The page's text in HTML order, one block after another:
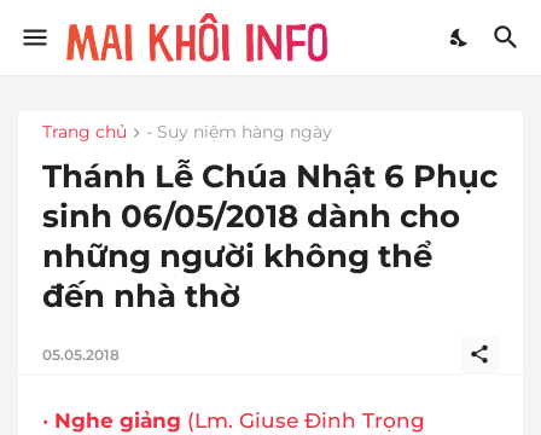
Trang chủ - Suy niệm hàng ngày
Thánh Lễ Chúa Nhật 6 Phục
sinh 06/05/2018 dành cho
những người không thể
đến nhà thờ
05.05.2018
• Nghe giảng (Lm. Giuse Đinh Trọng